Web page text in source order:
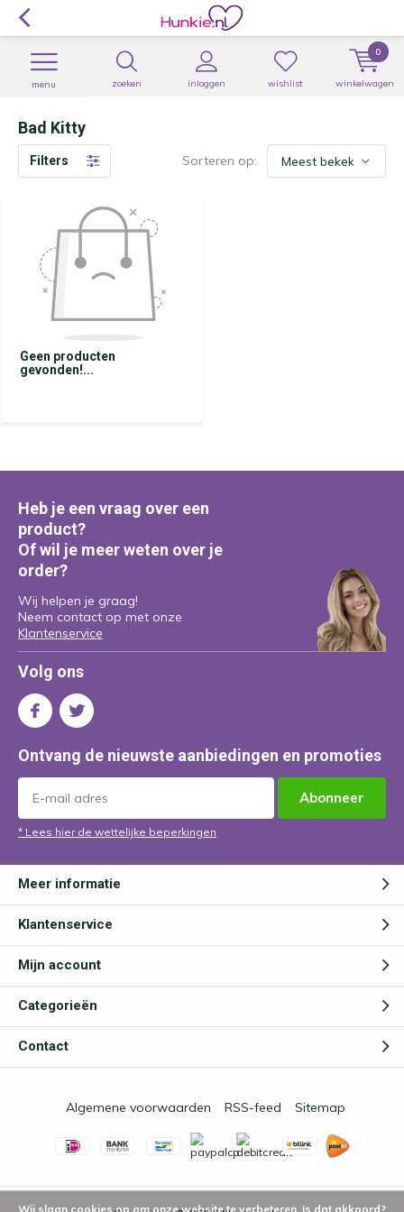
zoeken inloggen
menu wishlist winkelwagen
0
Bad Kitty
Filters Sorteren op:
Geen producten
gevonden!...
Heb je een vraag over een
product?
Of wil je meer weten over je
order?
Wij helpen je graag!
Neem contact op met onze
Klantenservice
Volg ons
Ontvang de nieuwste aanbiedingen en promoties
Abonneer
* Lees hier de wettelijke beperkingen
Meer informatie
Klantenservice
Mijn account
Categorieën
Contact
Algemene voorwaarden RSS-feed Sitemap
Wij slaan cookies op om onze website te verbeteren. Is dat akkoord?